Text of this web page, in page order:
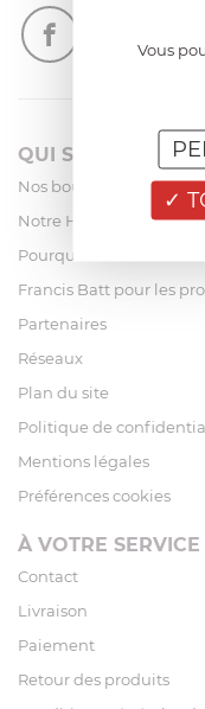
QUI SOMMES-
Nos boutiques
Notre Histoire
Pourquoi acheter chez
Francis Batt pour les
Partenaires
Réseaux
Plan du site
Politique de
Mentions légales
Préférences cookies
À VOTRE SERVICE
Contact
Livraison
Paiement
Retour des produits
Vous